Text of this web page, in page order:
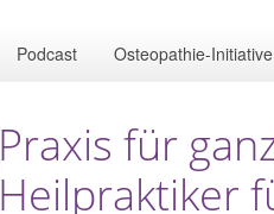
Podcast Osteopathie-Initiative
Praxis für
Heilpraktiker